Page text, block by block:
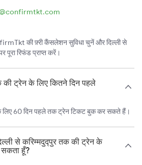
की फ़्री कैंसलेशन सुविधा चुनें और दिल्ली से
पूरा रिफंड प्राप्त करें।
की ट्रेन के लिए कितने दिन पहले
लिए 60 दिन पहले तक ट्रेन टिकट बुक कर सकते हैं।
से करिम्मदुद्पुर तक की ट्रेन के
हूँ?